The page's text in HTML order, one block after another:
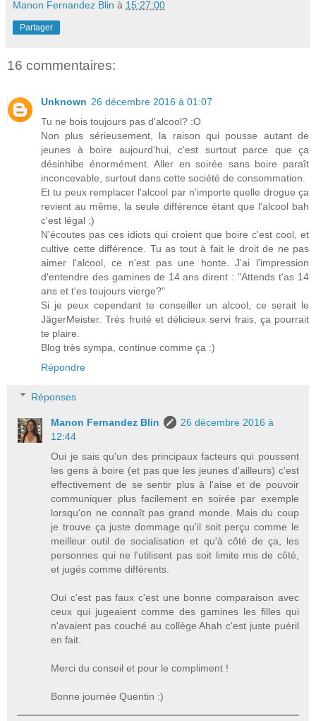
Manon Fernandez Blin à 15:27:00
Partager
16 commentaires:
Unknown 26 décembre 2016 à 01:07
Tu ne bois toujours pas d'alcool? :O
Non plus sérieusement, la raison qui pousse autant de
jeunes à boire aujourd'hui, c'est surtout parce que ça
désinhibe énormément. Aller en soirée sans boire paraît
inconcevable, surtout dans cette société de consommation.
Et tu peux remplacer l'alcool par n'importe quelle drogue ça
revient au même, la seule différence étant que l'alcool bah
c'est légal ;)
N'écoutes pas ces idiots qui croient que boire c'est cool, et
cultive cette différence. Tu as tout à fait le droit de ne pas
aimer l'alcool, ce n'est pas une honte. J'ai l'impression
d'entendre des gamines de 14 ans dirent : "Attends t'as 14
ans et t'es toujours vierge?"
Si je peux cependant te conseiller un alcool, ce serait le
JägerMeister. Très fruité et délicieux servi frais, ça pourrait
te plaire.
Blog très sympa, continue comme ça :)
Répondre
Réponses
Manon Fernandez Blin
26 décembre 2016 à
12:44
Oui je sais qu'un des principaux facteurs qui poussent
les gens à boire (et pas que les jeunes d'ailleurs) c'est
effectivement de se sentir plus à l'aise et de pouvoir
communiquer plus facilement en soirée par exemple
lorsqu'on ne connaît pas grand monde. Mais du coup
je trouve ça juste dommage qu'il soit perçu comme le
meilleur outil de socialisation et qu'à côté de ça, les
personnes qui ne l'utilisent pas soit limite mis de côté,
et jugés comme différents.
Oui c'est pas faux c'est une bonne comparaison avec
ceux qui jugeaient comme des gamines les filles qui
n'avaient pas couché au collège Ahah c'est juste puéril
en fait.
Merci du conseil et pour le compliment !
Bonne journée Quentin :)